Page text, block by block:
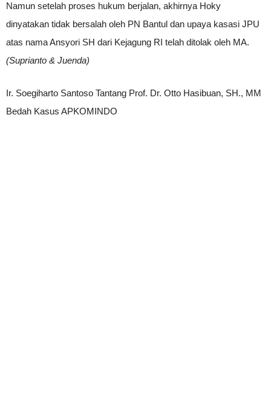
Namun setelah proses hukum berjalan, akhirnya Hoky
dinyatakan tidak bersalah oleh PN Bantul dan upaya kasasi JPU
atas nama Ansyori SH dari Kejagung RI telah ditolak oleh MA.
(Suprianto & Juenda)
Ir. Soegiharto Santoso Tantang Prof. Dr. Otto Hasibuan, SH., MM
Bedah Kasus APKOMINDO